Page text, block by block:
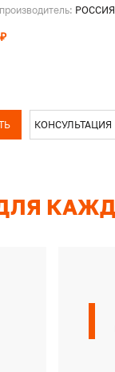
РОССИЯ
КОНСУЛЬТАЦИЯ